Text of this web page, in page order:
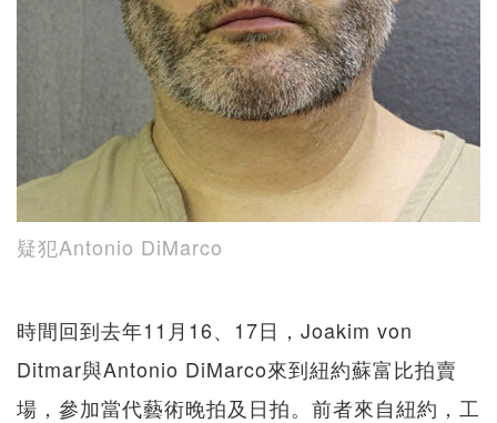
疑犯Antonio DiMarco
時間回到去年11月16、17日，Joakim von
Ditmar與Antonio DiMarco來到紐約蘇富比拍賣
場，參加當代藝術晚拍及日拍。前者來自紐約，工